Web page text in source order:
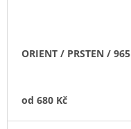
ORIENT / PRSTEN / 965
od 680 Kč